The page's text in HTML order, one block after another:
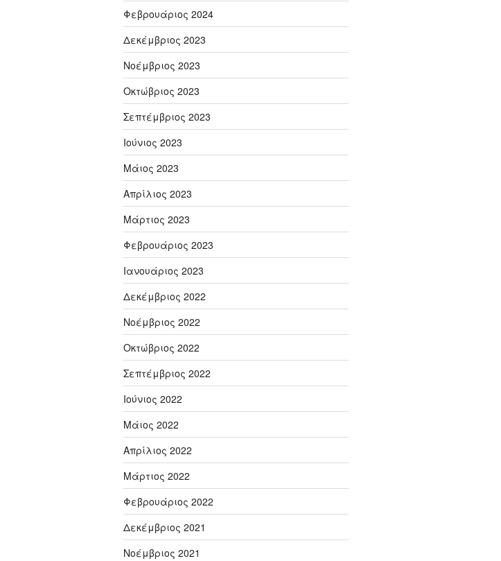
Φεβρουάριος 2024
Δεκέμβριος 2023
Νοέμβριος 2023
Οκτώβριος 2023
Σεπτέμβριος 2023
Ιούνιος 2023
Μάιος 2023
Απρίλιος 2023
Μάρτιος 2023
Φεβρουάριος 2023
Ιανουάριος 2023
Δεκέμβριος 2022
Νοέμβριος 2022
Οκτώβριος 2022
Σεπτέμβριος 2022
Ιούνιος 2022
Μάιος 2022
Απρίλιος 2022
Μάρτιος 2022
Φεβρουάριος 2022
Δεκέμβριος 2021
Νοέμβριος 2021